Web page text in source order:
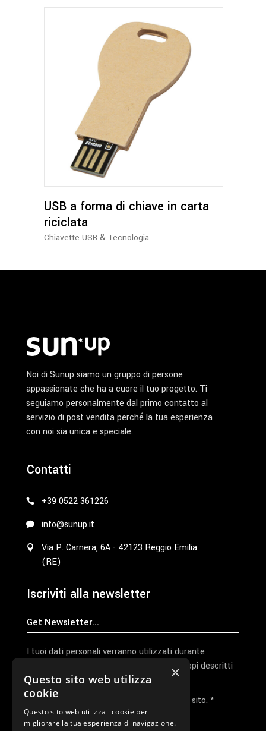
del
prodotto
USB a forma di chiave in carta
riciclata
Chiavette USB & Tecnologia
Noi di Sunup siamo un gruppo di persone
appassionate che ha a cuore il tuo progetto. Ti
seguiamo personalmente dal primo contatto al
servizio di post vendita perché la tua esperienza
con noi sia unica e speciale.
Contatti
+39 0522 361226
info@sunup.it
Via P. Carnera, 6A - 42123 Reggio Emilia
(RE)
Iscriviti alla newsletter
I tuoi dati personali verranno utilizzati durante
l'elaborazione della richiesta e per altri scopi descritti
nella nostraprivacy policy
Ho letto e accetto la privacy policy del sito. *
×
Questo sito web utilizza
cookie
Questo sito web utilizza i cookie per
migliorare la tua esperienza di navigazione.